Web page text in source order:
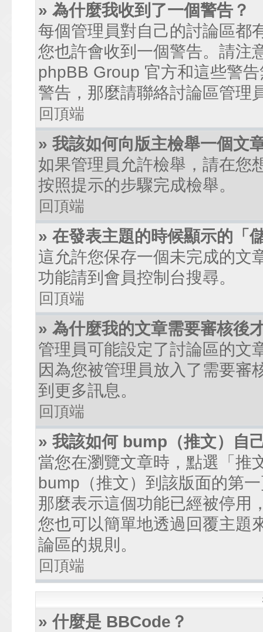
» 為什麼我收到了一個警告？
每個管理員對自己的討論區都
您也許會收到一個警告。請注
phpBB Group 官方和這些警
警告，那麼請聯絡討論區管理
回頂端
» 我該如何向版主檢舉一個文
如果管理員允許檢舉，請在您
按照提示的步驟完成檢舉。
回頂端
» 在發表主題的時候顯示的「
這允許您保存一個未完成的文
功能請到會員控制台搜尋。
回頂端
» 為什麼我的文章需要審核後
管理員可能設定了討論區的文
因為您被管理員放入了需要審
到更多訊息。
回頂端
» 我該如何 bump（推文）自
當您在瀏覽文章時，點選「推
bump（推文）到該版面的第
那麼表示這個功能已經被停用
您也可以簡單地透過回覆主題
論區的規則。
回頂端
» 什麼是 BBCode？